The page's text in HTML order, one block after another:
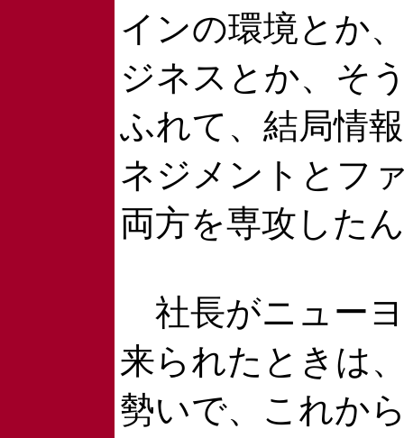
インの環境とか
ジネスとか、そ
ふれて、結局情
ネジメントとフ
両方を専攻した
社長がニュー
来られたときは
勢いで、これか